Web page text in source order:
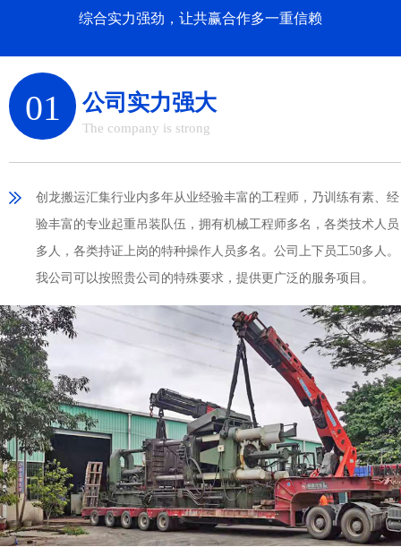
综合实力强劲，让共赢合作多一重信赖
01 公司实力强大
The company is strong
创龙搬运汇集行业内多年从业经验丰富的工程师，乃训练有素、经
验丰富的专业起重吊装队伍，拥有机械工程师多名，各类技术人员
多人，各类持证上岗的特种操作人员多名。公司上下员工50多人。
我公司可以按照贵公司的特殊要求，提供更广泛的服务项目。